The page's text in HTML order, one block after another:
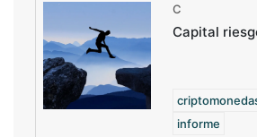
C
Capital
informe